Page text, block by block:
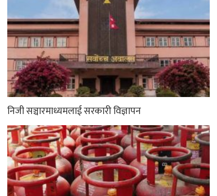
निजी सञ्चारमाध्यमलाई सरकारी विज्ञापन